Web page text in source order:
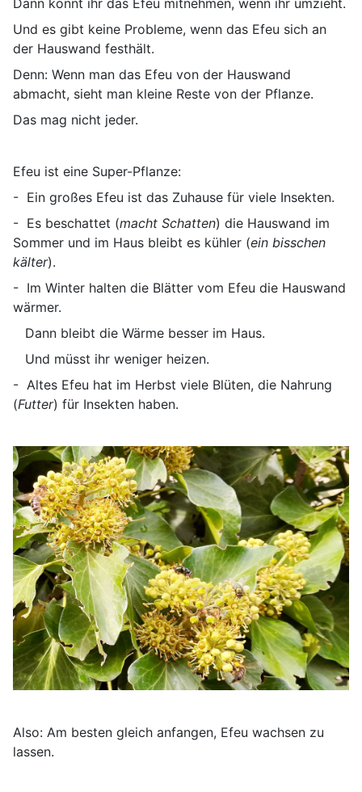
Und es gibt keine Probleme, wenn das Efeu sich an
der Hauswand festhält.
Denn: Wenn man das Efeu von der Hauswand
abmacht, sieht man kleine Reste von der Pflanze.
Das mag nicht jeder.
Efeu ist eine Super-Pflanze:
- Ein großes Efeu ist das Zuhause für viele Insekten.
- Es beschattet (macht Schatten) die Hauswand im
Sommer und im Haus bleibt es kühler (ein bisschen
kälter).
- Im Winter halten die Blätter vom Efeu die Hauswand
wärmer.
Dann bleibt die Wärme besser im Haus.
Und müsst ihr weniger heizen.
- Altes Efeu hat im Herbst viele Blüten, die Nahrung
(Futter) für Insekten haben.
Also: Am besten gleich anfangen, Efeu wachsen zu
lassen.